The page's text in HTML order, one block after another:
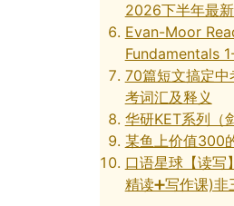
2026下半年最
Evan-Moor
Fundamentals
70篇短文搞定
考词汇及释义
华研KET系列（
某鱼上价值300
口语星球【读写
精读➕写作课)非